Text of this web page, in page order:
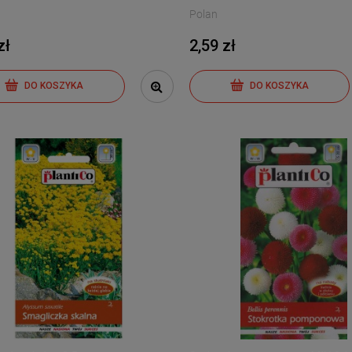
pod osłony Solanum
Papryka - słodka Tongua -
DO KOSZYKA
Polan
2,59 zł
DO KOSZYKA